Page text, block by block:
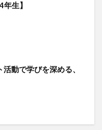
生】
動で学びを深める、